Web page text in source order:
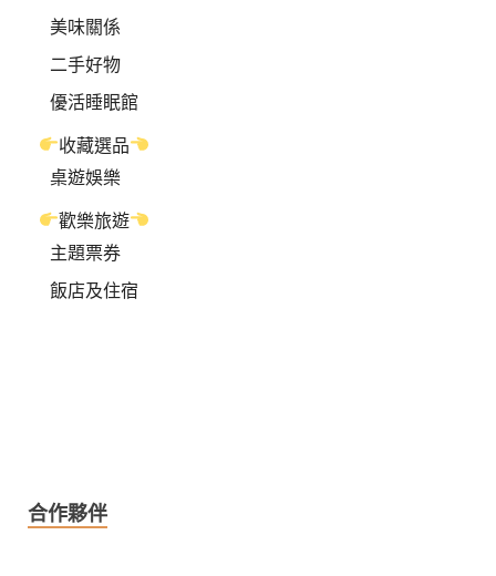
美味關係
二手好物
優活睡眠館
收藏選品
桌遊娛樂
歡樂旅遊
主題票券
飯店及住宿
合作夥伴